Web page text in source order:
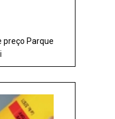
preço Parque